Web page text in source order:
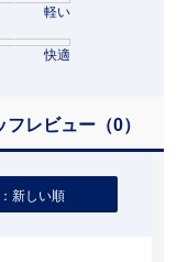
軽い
快適
フレビュー（0）
新しい順